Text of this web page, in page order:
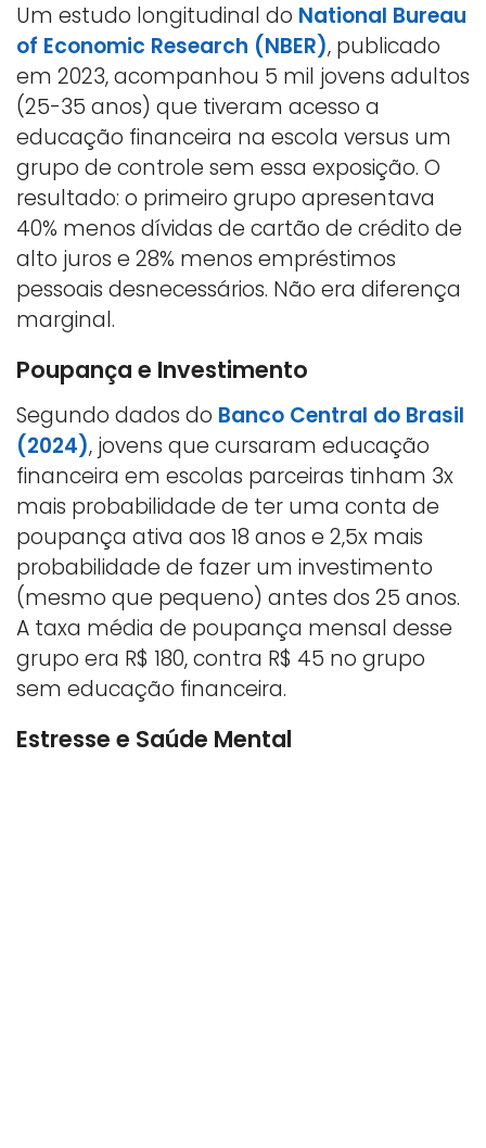
Um estudo longitudinal do National Bureau
of Economic Research (NBER), publicado
em 2023, acompanhou 5 mil jovens adultos
(25-35 anos) que tiveram acesso a
educação financeira na escola versus um
grupo de controle sem essa exposição. O
resultado: o primeiro grupo apresentava
40% menos dívidas de cartão de crédito de
alto juros e 28% menos empréstimos
pessoais desnecessários. Não era diferença
marginal.
Poupança e Investimento
Segundo dados do Banco Central do Brasil
(2024), jovens que cursaram educação
financeira em escolas parceiras tinham 3x
mais probabilidade de ter uma conta de
poupança ativa aos 18 anos e 2,5x mais
probabilidade de fazer um investimento
(mesmo que pequeno) antes dos 25 anos.
A taxa média de poupança mensal desse
grupo era R$ 180, contra R$ 45 no grupo
sem educação financeira.
Estresse e Saúde Mental